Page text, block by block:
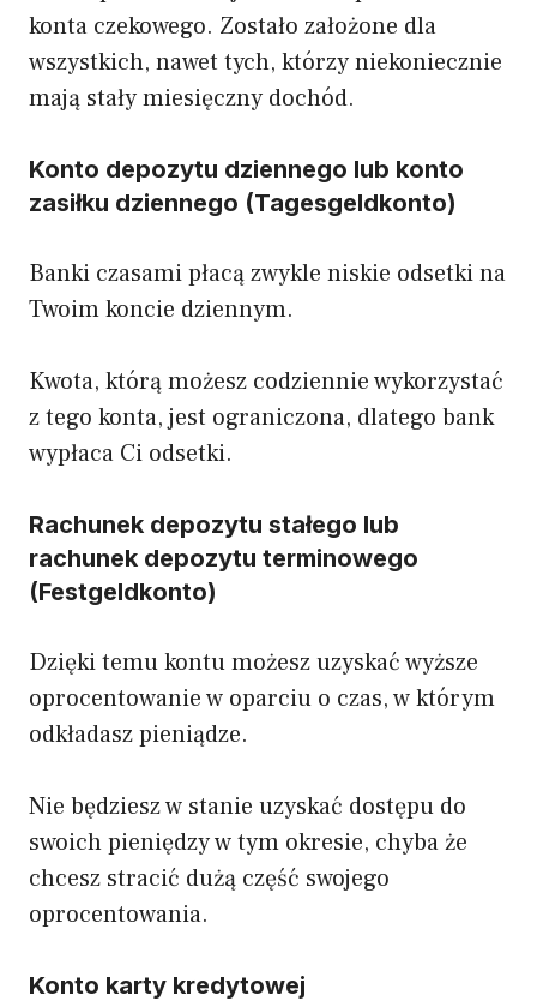
konta czekowego. Zostało założone dla
wszystkich, nawet tych, którzy niekoniecznie
mają stały miesięczny dochód.
Konto depozytu dziennego lub konto
zasiłku dziennego (Tagesgeldkonto)
Banki czasami płacą zwykle niskie odsetki na
Twoim koncie dziennym.
Kwota, którą możesz codziennie wykorzystać
z tego konta, jest ograniczona, dlatego bank
wypłaca Ci odsetki.
Rachunek depozytu stałego lub
rachunek depozytu terminowego
(Festgeldkonto)
Dzięki temu kontu możesz uzyskać wyższe
oprocentowanie w oparciu o czas, w którym
odkładasz pieniądze.
Nie będziesz w stanie uzyskać dostępu do
swoich pieniędzy w tym okresie, chyba że
chcesz stracić dużą część swojego
oprocentowania.
Konto karty kredytowej